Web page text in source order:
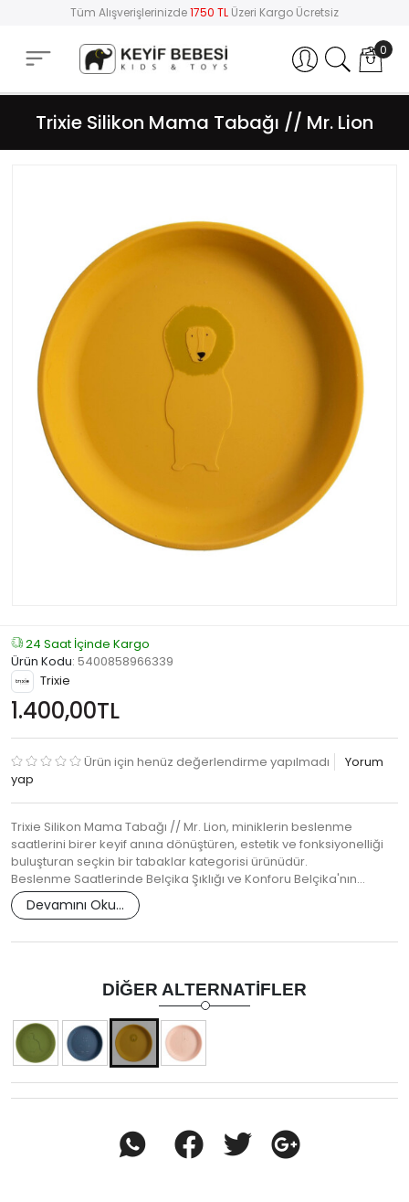
Tüm Alışverişlerinizde1750 TL Üzeri Kargo Ücretsiz
Hesabım 0
Trixie Silikon Mama Tabağı // Mr. Lion
24 Saat İçinde Kargo
Ürün Kodu: 5400858966339
Trixie
1.400,00TL
Ürün için henüz değerlendirme yapılmadı
Yorum
yap
Trixie Silikon Mama Tabağı // Mr. Lion, miniklerin beslenme
saatlerini birer keyif anına dönüştüren, estetik ve fonksiyonelliği
buluşturan seçkin bir tabaklar kategorisi ürünüdür.
Beslenme Saatlerinde Belçika Şıklığı ve Konforu Belçika'nın…
Devamını Oku...
DIĞER ALTERNATIFLER